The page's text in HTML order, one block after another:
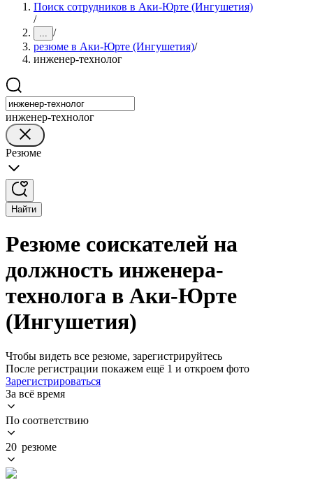
Поиск сотрудников в Аки-Юрте (Ингушетия)
/
... /
резюме в Аки-Юрте (Ингушетия)/
инженер-технолог
инженер-технолог
Резюме
Найти
Резюме соискателей на
должность инженера-
технолога в Аки-Юрте
(Ингушетия)
Чтобы видеть все резюме, зарегистрируйтесь
После регистрации покажем ещё 1 и откроем фото
Зарегистрироваться
За всё время
По соответствию
20 резюме